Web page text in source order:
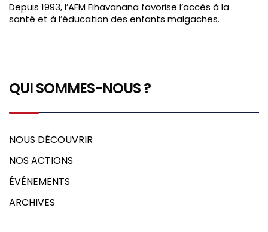
Depuis 1993, l’AFM Fihavanana favorise l’accès à la
santé et à l’éducation des enfants malgaches.
QUI SOMMES-NOUS ?
NOUS DÉCOUVRIR
NOS ACTIONS
ÉVÉNEMENTS
ARCHIVES